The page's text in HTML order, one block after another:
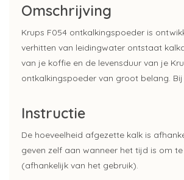
Omschrijving
Krups F054 ontkalkingspoeder is
verhitten van leidingwater ontstaat
van je koffie en de levensduur van je
ontkalkingspoeder van groot belang.
Instructie
De hoeveelheid afgezette kalk is
geven zelf aan wanneer het tijd is om
(afhankelijk van het gebruik).